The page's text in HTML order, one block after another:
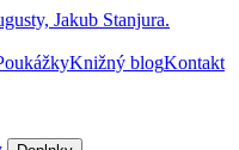
Knižný blogKontakt